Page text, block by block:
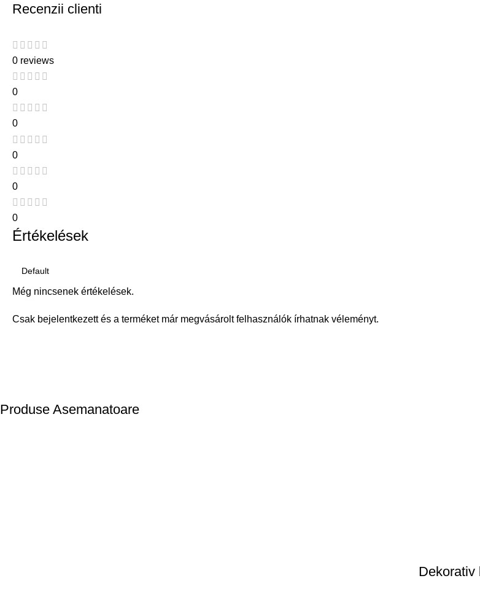
Recenzii clienti
0 reviews
0
0
0
0
0
Értékelések
Még nincsenek értékelések.
Csak bejelentkezett és a terméket már megvásárolt felhasználók írhatnak véleményt.
Produse Asemanatoare
Dekorativ